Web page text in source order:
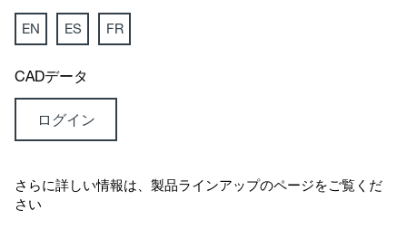
EN ES FR
CADデータ
ログイン
さらに詳しい情報は、製品ラインアップのページをご覧くだ
さい